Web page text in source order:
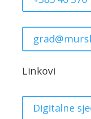
Linkovi
Digitalne